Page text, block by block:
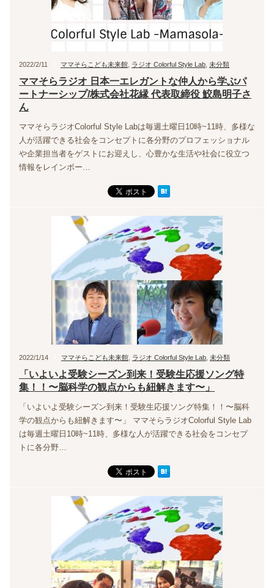
2022/2/11 ママそらこども未来館 ラジオ Colorful Style Lab 未分類
ママそらラジオ 日本一エレガントな仲人から学ぶパ
ートナーシップ/株式会社花縁 代表取締役 鮫島明子さ
ん
ママそらラジオColorful Style Labは毎週土曜日10時~11時、多様な
人が活躍できる社会をコンセプトに各分野のプロフェッショナル
や企業担当者をゲストにお迎えし、心豊かな生活や社会に役立つ
情報をレインボー…
2022/1/14 ママそらこども未来館 ラジオ Colorful Style Lab 未分類
「いよいよ受験シーズン到来！受験生応援ソング特
集！！〜脳科学の観点からも紐解きます〜」
「いよいよ受験シーズン到来！受験生応援ソング特集！！〜脳科
学の観点からも紐解きます〜」 ママそらラジオColorful Style Lab
は毎週土曜日10時~11時、多様な人が活躍できる社会をコンセプ
トに各分野…